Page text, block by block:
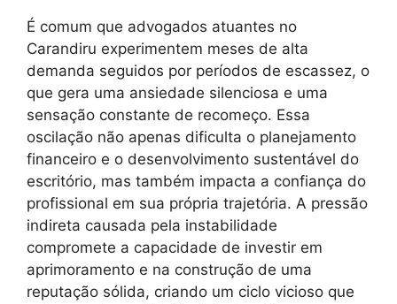
É comum que advogados atuantes no
Carandiru experimentem meses de alta
demanda seguidos por períodos de escassez, o
que gera uma ansiedade silenciosa e uma
sensação constante de recomeço. Essa
oscilação não apenas dificulta o planejamento
financeiro e o desenvolvimento sustentável do
escritório, mas também impacta a confiança do
profissional em sua própria trajetória. A pressão
indireta causada pela instabilidade
compromete a capacidade de investir em
aprimoramento e na construção de uma
reputação sólida, criando um ciclo vicioso que